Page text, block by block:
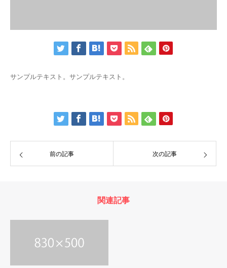
サンプルテキスト。サンプルテキスト。
前の記事 次の記事
関連記事